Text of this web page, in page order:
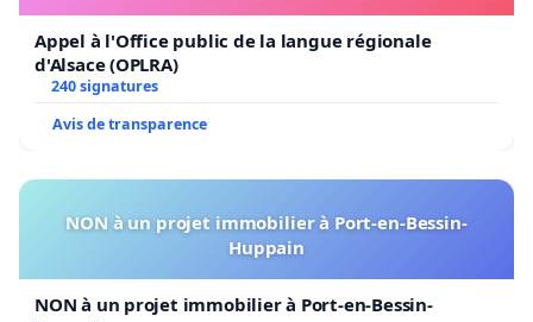
Appel à l'Office public de la langue régionale
d'Alsace (OPLRA)
240 signatures
Avis de transparence
NON à un projet immobilier à Port-en-Bessin-
Huppain
NON à un projet immobilier à Port-en-Bessin-